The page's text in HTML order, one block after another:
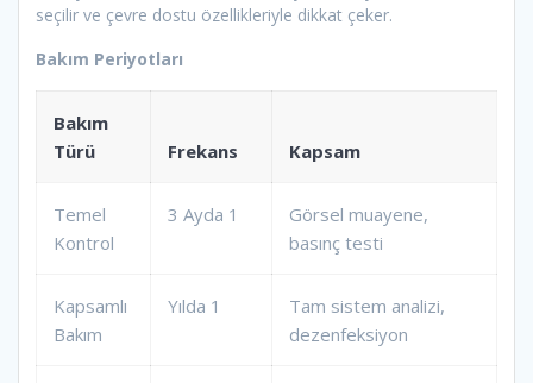
seçilir ve çevre dostu özellikleriyle dikkat çeker.
Bakım Periyotları
Bakım
Türü
Frekans Kapsam
Temel
Kontrol
3 Ayda 1
Görsel muayene,
basınç testi
Kapsamlı
Bakım
Yılda 1
Tam sistem analizi,
dezenfeksiyon